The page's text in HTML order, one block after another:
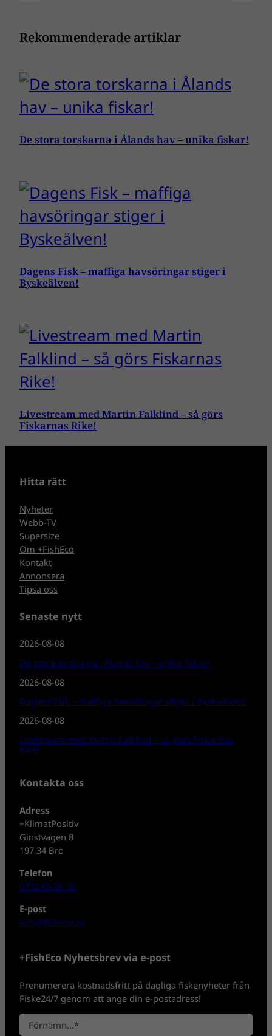
Rekommenderade artiklar
De stora torskarna i Ålands hav – unika fiskar!
Dagens Fisk – maffiga havsöringar stiger i
Byskeälven!
Livestream med Martin Falklind – så görs
Fiskarnas Rike!
Hitta rätt
Nyheter
Webb-TV
Supersize
Om +FishEco
Kontakt
Annonsera
Tipsa oss
Senaste nytt
2026-08-08
De stora torskarna i Ålands hav – unika fiskar!
2026-08-08
Dagens Fisk – maffiga havsöringar stiger i Byskeälven!
2026-08-08
Livestream med Martin Falklind – så görs Fiskarnas
Rike!
Kontakta oss
Adress
+KlimatPositiv
Ginstvägen 8
197 34 Bro
Telefon
0702-08 80 30
E-post
info@fisheco.se
+FishEco Nyhetsbrev via e-post
Prenumerera kostnadsfritt på dagliga fiskenyheter från
Fiske24/7 genom att ange din e-postadress!
N
a